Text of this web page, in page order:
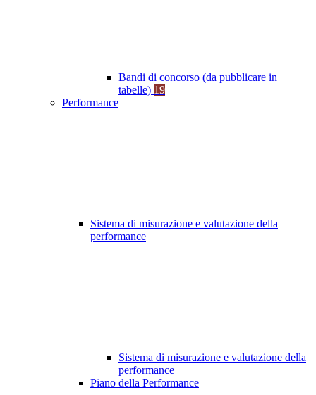
Bandi di concorso (da pubblicare in
tabelle) 19
Performance
Sistema di misurazione e valutazione della
performance
Sistema di misurazione e valutazione della
performance
Piano della Performance